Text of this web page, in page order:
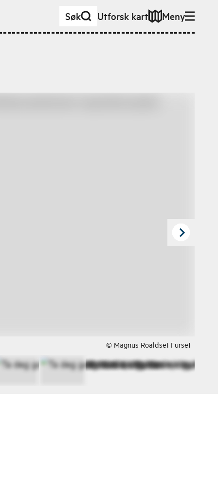
Søk Utforsk kart Meny
© Magnus Roaldset Furset